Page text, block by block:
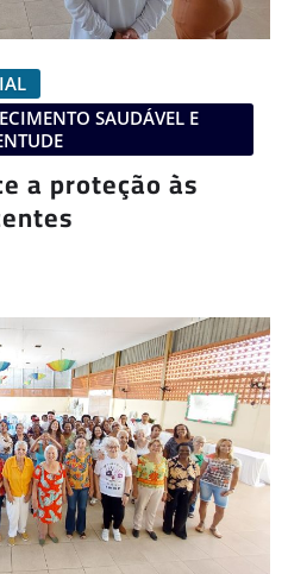
SAUDÁVEL E
a proteção às